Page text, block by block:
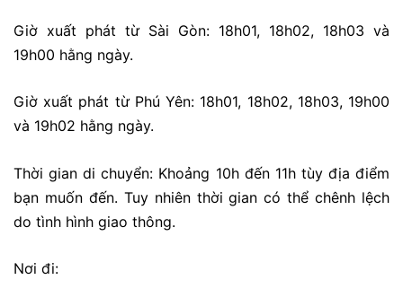
Giờ xuất phát từ Sài Gòn: 18h01, 18h02, 18h03 và
19h00 hằng ngày.
Giờ xuất phát từ Phú Yên: 18h01, 18h02, 18h03, 19h00
và 19h02 hằng ngày.
Thời gian di chuyển: Khoảng 10h đến 11h tùy địa điểm
bạn muốn đến. Tuy nhiên thời gian có thể chênh lệch
do tình hình giao thông.
Nơi đi: